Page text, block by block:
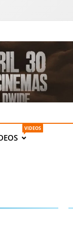
VIDEOS